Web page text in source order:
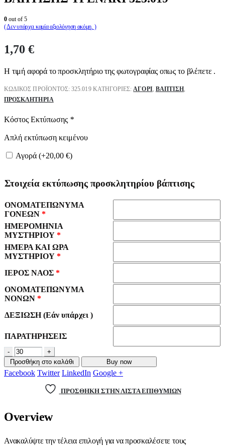
0 out of 5
( Δεν υπάρχει καμία αξιολόγηση ακόμη. )
1,70 €
Η τιμή αφορά το προσκλητήριο της φωτογραφίας οπως το βλέπετε .
ΚΩΔΙΚΌΣ ΠΡΟΪΌΝΤΟΣ:325.019 ΚΑΤΗΓΟΡΊΕΣ: ΑΓΌΡΙ, ΒΑΠΤΙΣΗ
ΠΡΟΣΚΛΗΤΉΡΙΑ
Κόστος Εκτύπωσης *
Απλή εκτύπωση κειμένου
Αγορά (+20,00 €)
Στοιχεία εκτύπωσης προσκλητηρίου βάπτισης
ΟΝΟΜΑΤΕΠΩΝΥΜΑ
ΓΟΝΕΩΝ *
ΗΜΕΡΟΜΗΝΙΑ
ΜΥΣΤΗΡΙΟΥ *
ΗΜΕΡΑ ΚΑΙ ΩΡΑ
ΜΥΣΤΗΡΙΟΥ *
ΙΕΡΟΣ ΝΑΟΣ *
ΟΝΟΜΑΤΕΠΩΝΥΜΑ
ΝΟΝΩΝ *
ΔΕΞΙΩΣΗ (Εάν υπάρχει )
ΠΑΡΑΤΗΡΗΣΕΙΣ
-
+
Προσθήκη στο καλάθι
Buy now
Facebook Twitter LinkedIn Google +
ΠΡΌΣΘΉΚΗ ΣΤΗΝ ΛΊΣΤΑ ΕΠΙΘΥΜΙΏΝ
Overview
Ανακαλύψτε την τέλεια επιλογή για να προσκαλέσετε τους